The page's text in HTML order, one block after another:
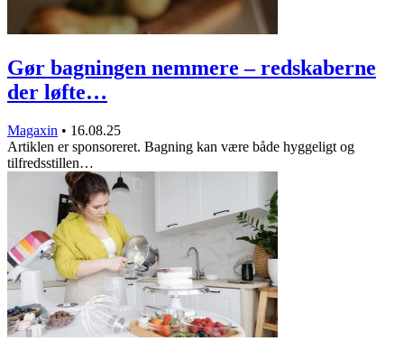
Gør bagningen nemmere – redskaberne
der løfte…
Magaxin • 16.08.25
Artiklen er sponsoreret. Bagning kan være både hyggeligt og
tilfredsstillen…